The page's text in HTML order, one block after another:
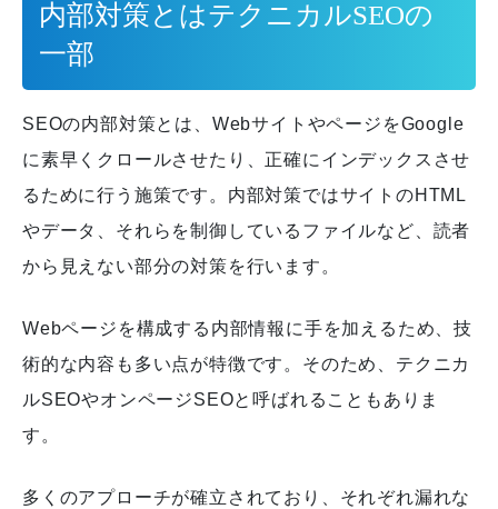
内部対策とはテクニカルSEOの
一部
SEOの内部対策とは、WebサイトやページをGoogle
に素早くクロールさせたり、正確にインデックスさせ
るために行う施策です。内部対策ではサイトのHTML
やデータ、それらを制御しているファイルなど、読者
から見えない部分の対策を行います。
Webページを構成する内部情報に手を加えるため、技
術的な内容も多い点が特徴です。そのため、テクニカ
ルSEOやオンページSEOと呼ばれることもありま
す。
多くのアプローチが確立されており、それぞれ漏れな